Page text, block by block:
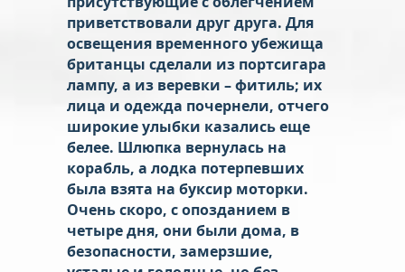
приветствовали друг друга. Для
освещения временного убежища
британцы сделали из портсигара
лампу, а из веревки – фитиль; их
лица и одежда почернели, отчего
широкие улыбки казались еще
белее. Шлюпка вернулась на
корабль, а лодка потерпевших
была взята на буксир моторки.
Очень скоро, с опозданием в
четыре дня, они были дома, в
безопасности, замерзшие,